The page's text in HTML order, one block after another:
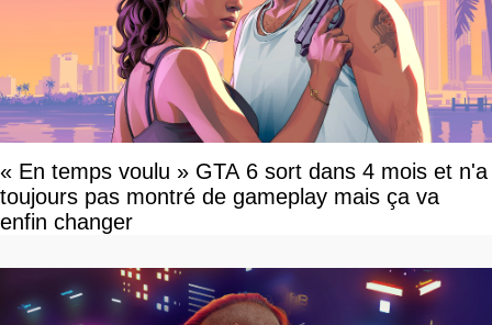
« En temps voulu » GTA 6 sort dans 4 mois et n'a
toujours pas montré de gameplay mais ça va
enfin changer